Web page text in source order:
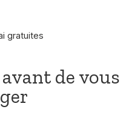
gratuites
de vous